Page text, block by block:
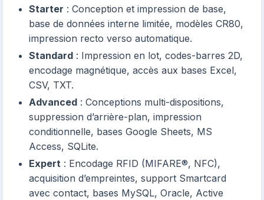
Starter : Conception et impression de base,
base de données interne limitée, modèles CR80,
impression recto verso automatique.
Standard : Impression en lot, codes-barres 2D,
encodage magnétique, accès aux bases Excel,
CSV, TXT.
Advanced : Conceptions multi-dispositions,
suppression d’arrière-plan, impression
conditionnelle, bases Google Sheets, MS
Access, SQLite.
Expert : Encodage RFID (MIFARE®, NFC),
acquisition d’empreintes, support Smartcard
avec contact, bases MySQL, Oracle, Active